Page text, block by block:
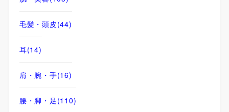
毛髪・頭皮(44)
耳(14)
肩・腕・手(16)
腰・脚・足 (110)